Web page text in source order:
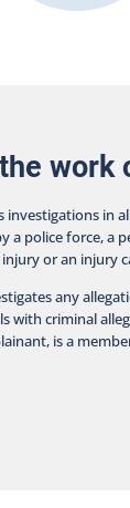
work
investigations in
a police force, a
or an injury
any
with criminal
is a